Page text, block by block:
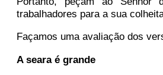
trabalhadores para a sua
Façamos uma avaliação dos
A seara é grande